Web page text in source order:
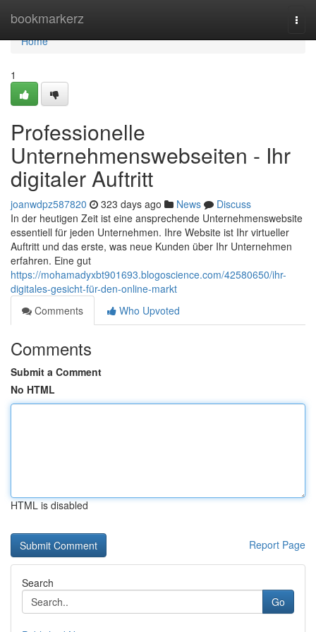
bookmarkerz
Home
Home
1
Professionelle
Unternehmenswebseiten - Ihr
digitaler Auftritt
joanwdpz587820 323 days ago News
Discuss
In der heutigen Zeit ist eine ansprechende Unternehmenswebsite
essentiell für jeden Unternehmen. Ihre Website ist Ihr virtueller
Auftritt und das erste, was neue Kunden über Ihr Unternehmen
erfahren. Eine gut
https://mohamadyxbt901693.blogoscience.com/42580650/ihr-
digitales-gesicht-für-den-online-markt
Comments
Who Upvoted
Comments
Submit a Comment
No HTML
HTML is disabled
Report Page
Search
Go